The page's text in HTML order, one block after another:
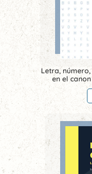
Letra,
en el